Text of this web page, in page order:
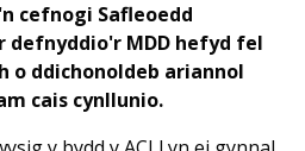
cefnogi Safleoedd
defnyddio'r MDD hefyd fel
ddichonoldeb ariannol
cais cynllunio.